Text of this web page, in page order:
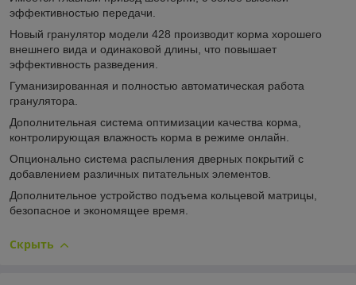
эффективностью передачи.
Новый гранулятор модели 428 производит корма хорошего
внешнего вида и одинаковой длины, что повышает
эффективность разведения.
Гуманизированная и полностью автоматическая работа
гранулятора.
Дополнительная система оптимизации качества корма,
контролирующая влажность корма в режиме онлайн.
Опционально система распыления дверных покрытий с
добавлением различных питательных элементов.
Дополнительное устройство подъема кольцевой матрицы,
безопасное и экономящее время.
Скрыть